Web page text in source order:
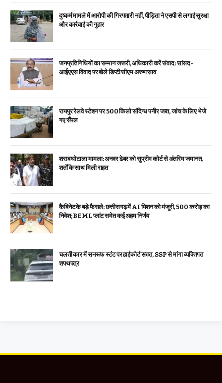
दुष्कर्म मामले में आरोपी की गिरफ्तारी नहीं, पीड़िता ने एसपी से लगाई सुरक्षा
और कार्रवाई की गुहार
जनप्रतिनिधियों का सम्मान जरूरी, अधिकारी करें संवाद: सांसद-
आईएएस विवाद पर बोले डिप्टी सीएम अरुण साव
रायपुर रेलवे स्टेशन पर 500 किलो संदिग्ध पनीर जब्त, जांच के लिए भेजे
गए सैंपल
शराब घोटाला मामला: अनवर ढेबर को सुप्रीम कोर्ट से अंतरिम जमानत,
शर्तों के साथ मिली राहत
कैबिनेट के बड़े फैसले: छत्तीसगढ़ में AI मिशन को मंजूरी, 500 करोड़ का
निवेश; BEML प्लांट समेत कई अहम निर्णय
चलती कार में सनरूफ स्टंट पर हाईकोर्ट सख्त, SSP से मांगा व्यक्तिगत
शपथपत्र